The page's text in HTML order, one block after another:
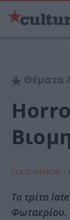
Θέματα /
CULTURENOW /
Το τρίτο
Φωταερίου.